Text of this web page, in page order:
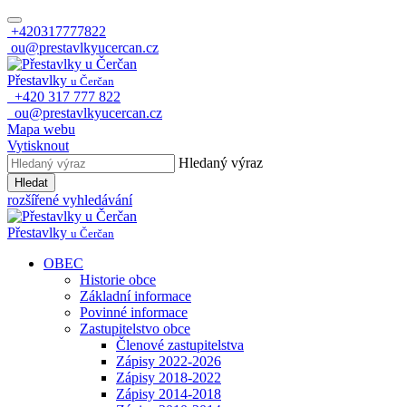
+420317777822
ou@prestavlkyucercan.cz
Přestavlky u Čerčan
+420 317 777 822
ou@prestavlkyucercan.cz
Mapa webu
Vytisknout
Hledaný výraz
Hledat
rozšířené vyhledávání
Přestavlky u Čerčan
OBEC
Historie obce
Základní informace
Povinné informace
Zastupitelstvo obce
Členové zastupitelstva
Zápisy 2022-2026
Zápisy 2018-2022
Zápisy 2014-2018